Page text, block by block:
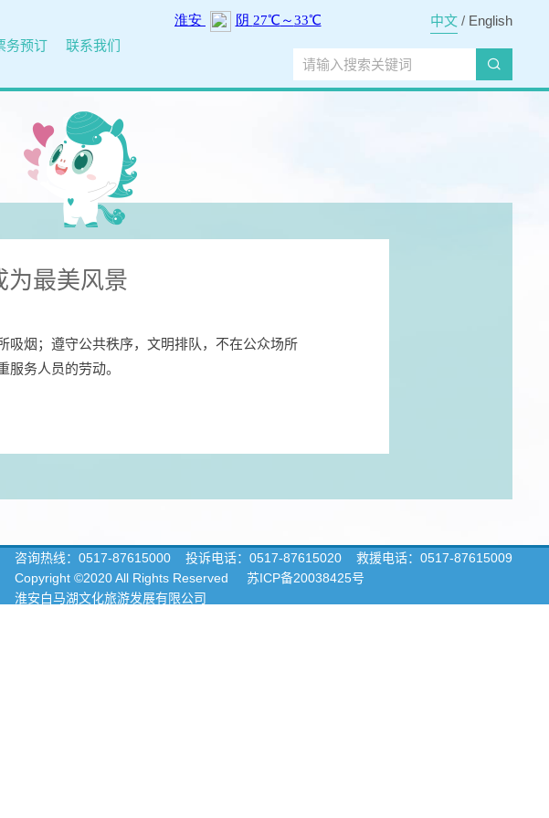
务预订 联系我们
中文/ English
为最美风景
吸烟；遵守公共秩序，文明排队，不在公众场所
务人员的劳动。
咨询热线： 0517-87615000投诉电话：0517-87615020 救援电话：0517-87615009
Copyright ©2020 All Rights Reserved
苏ICP备20038425号
淮安白马湖文化旅游发展有限公司